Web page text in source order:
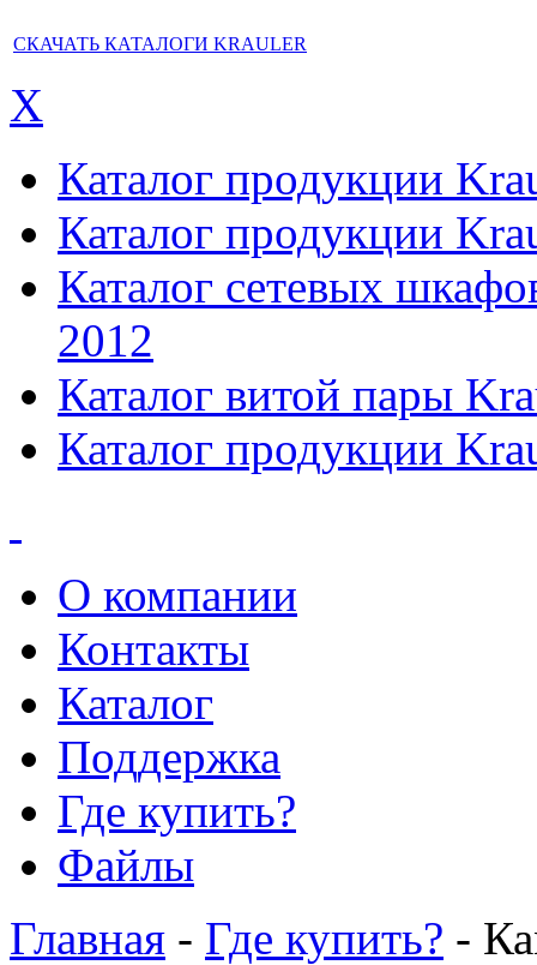
СКАЧАТЬ КАТАЛОГИ KRAULER
X
Каталог продукции
Каталог продукции
Каталог сетевых
2012
Каталог витой пары
Каталог продукции
О компании
Контакты
Каталог
Поддержка
Где купить?
Файлы
Главная - Где купить? -